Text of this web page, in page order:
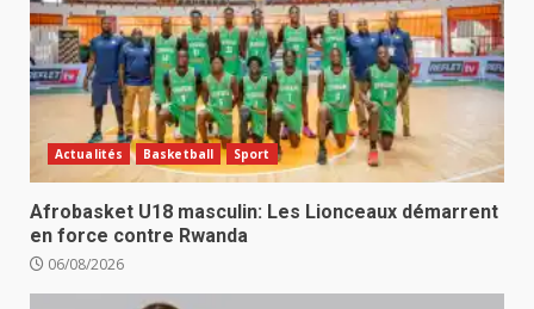
Actualités Basketball Sport
Afrobasket U18 masculin: Les Lionceaux démarrent
en force contre Rwanda
06/08/2026